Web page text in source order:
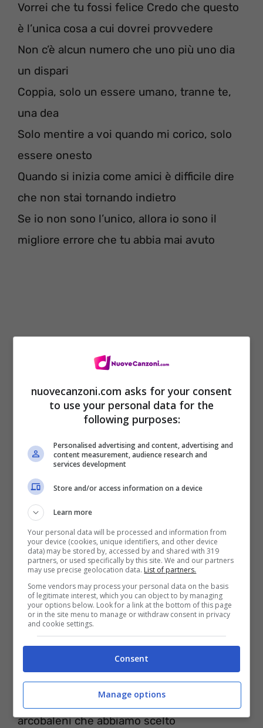
Vorrei che tu fossi felice Credo che questo
è l’unica cosa a cui dovrei provvedere
Non c’è alcun numero che uno più uno dia
un dispari
Coppia, solo un essere umano, tranne te,
una dea
Solo mentire a voi quando mi corico, solo
essere onesto
Quando si inizia come amici è difficile dire
che non stai tornando indietro
Se io non sono l’unico, allora io sono il
migliore errore che tu abbia mai avuto
Dividersi, riaggiustare
Un totale spreco di tempo
Possiamo fare pace con le nostre menti?
E smettere di agire come se fossimo ciechi
Causa se ​​l’acqua si asciuga
E la luna smette di brillare
le stelle cadono, e il mondo diventa cieco
Ragazzo sai che starò salvando il mio
amore per te, per te
Perchè tu sei il migliore errore che abbia
Ma resistiamo, aspetta
Non c’è pentola di Dio accanto agli
arcobaleni che abbiamo scelto
nuovecanzoni.com asks for your consent
to use your personal data for the
following purposes:
Personalised advertising and content, advertising and
content measurement, audience research and
services development
Store and/or access information on a device
Learn more
Your personal data will be processed and information from
your device (cookies, unique identifiers, and other device
data) may be stored by, accessed by and shared with 319
partners, or used specifically by this site. We and our partners
may use precise geolocation data. List of partners.
Some vendors may process your personal data on the basis
of legitimate interest, which you can object to by managing
your options below. Look for a link at the bottom of this page
or in the site menu to manage or withdraw consent in privacy
and cookie settings.
Consent
Manage options